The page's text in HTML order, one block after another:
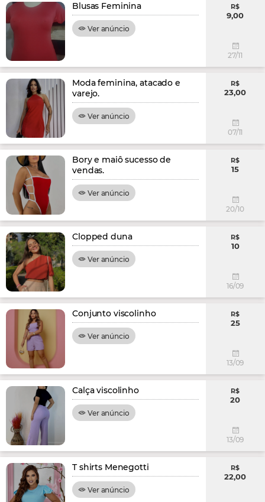
Blusas Feminina
Ver anúncio
R$
9,00
27/11
Moda feminina, atacado e
varejo.
Ver anúncio
R$
23,00
07/11
Bory e maiô sucesso de
vendas.
Ver anúncio
R$
15
20/10
Clopped duna
Ver anúncio
R$
10
16/09
Conjunto viscolinho
Ver anúncio
R$
25
13/09
Calça viscolinho
Ver anúncio
R$
20
13/09
T shirts Menegotti
Ver anúncio
R$
22,00